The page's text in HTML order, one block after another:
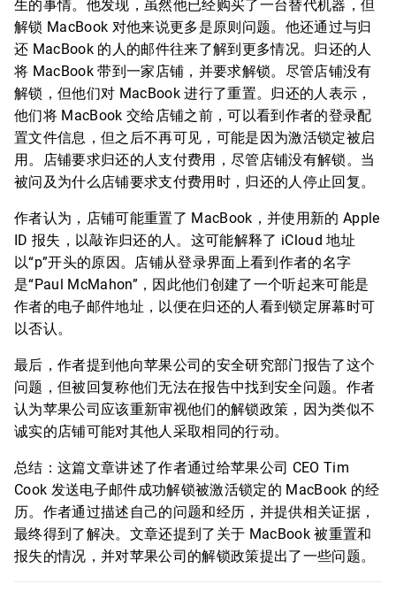
生的事情。他发现，虽然他已经购买了一台替代机器，但
解锁 MacBook 对他来说更多是原则问题。他还通过与归
还 MacBook 的人的邮件往来了解到更多情况。归还的人
将 MacBook 带到一家店铺，并要求解锁。尽管店铺没有
解锁，但他们对 MacBook 进行了重置。归还的人表示，
他们将 MacBook 交给店铺之前，可以看到作者的登录配
置文件信息，但之后不再可见，可能是因为激活锁定被启
用。店铺要求归还的人支付费用，尽管店铺没有解锁。当
被问及为什么店铺要求支付费用时，归还的人停止回复。
作者认为，店铺可能重置了 MacBook，并使用新的 Apple
ID 报失，以敲诈归还的人。这可能解释了 iCloud 地址
以“p”开头的原因。店铺从登录界面上看到作者的名字
是“Paul McMahon”，因此他们创建了一个听起来可能是
作者的电子邮件地址，以便在归还的人看到锁定屏幕时可
以否认。
最后，作者提到他向苹果公司的安全研究部门报告了这个
问题，但被回复称他们无法在报告中找到安全问题。作者
认为苹果公司应该重新审视他们的解锁政策，因为类似不
诚实的店铺可能对其他人采取相同的行动。
总结：这篇文章讲述了作者通过给苹果公司 CEO Tim
Cook 发送电子邮件成功解锁被激活锁定的 MacBook 的经
历。作者通过描述自己的问题和经历，并提供相关证据，
最终得到了解决。文章还提到了关于 MacBook 被重置和
报失的情况，并对苹果公司的解锁政策提出了一些问题。